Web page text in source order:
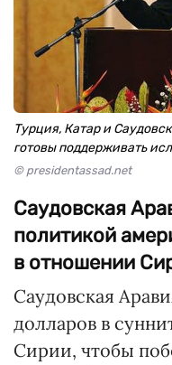
Турция, Катар и
готовы поддерживать
© presidentassad.net
Саудовская
политикой
в отношении
Саудовская
долларов в
Сирии, чтобы